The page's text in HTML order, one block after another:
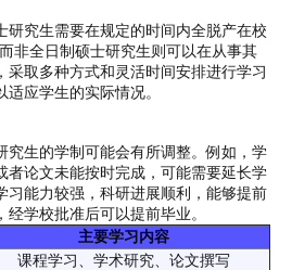
研究生需要在规定的时间内全脱产在校
非全日制硕士研究生则可以在从事其
采取多种方式和灵活时间安排进行学习
适应学生的实际情况。
究生的学制可能会有所调整。例如，学
者论文未能按时完成，可能需要延长学
习能力较强，科研进展顺利，能够提前
学校批准后可以提前毕业。
主要学习内容
课程学习、学术研究、论文撰写